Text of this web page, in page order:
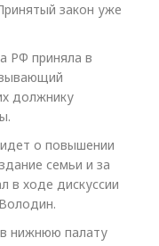
закон уже
РФ приняла в
должнику
о повышении
семьи и за
в ходе дискуссии
нижнюю палату